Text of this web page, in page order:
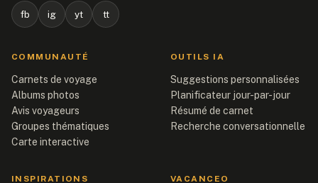
fb ig yt tt
COMMUNAUTÉ
Carnets de voyage
Albums photos
Avis voyageurs
Groupes thématiques
Carte interactive
OUTILS IA
Suggestions personnalisées
Planificateur jour-par-jour
Résumé de carnet
Recherche conversationnelle
INSPIRATIONS VACANCEO